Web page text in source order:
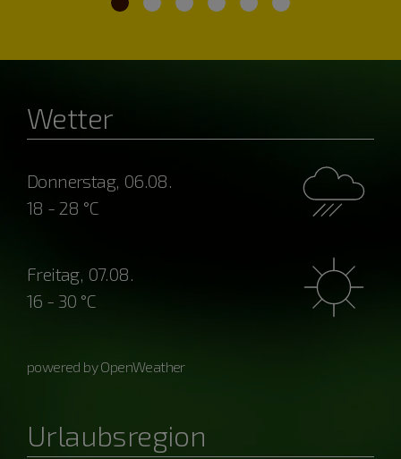
Wetter
Donnerstag, 06.08.
18 - 28 °C
Freitag, 07.08.
16 - 30 °C
powered by OpenWeather
Urlaubsregion